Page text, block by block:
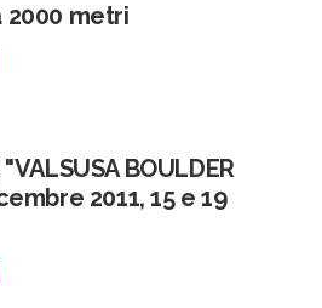
2000 metri
BOULDER
2011, 15 e 19